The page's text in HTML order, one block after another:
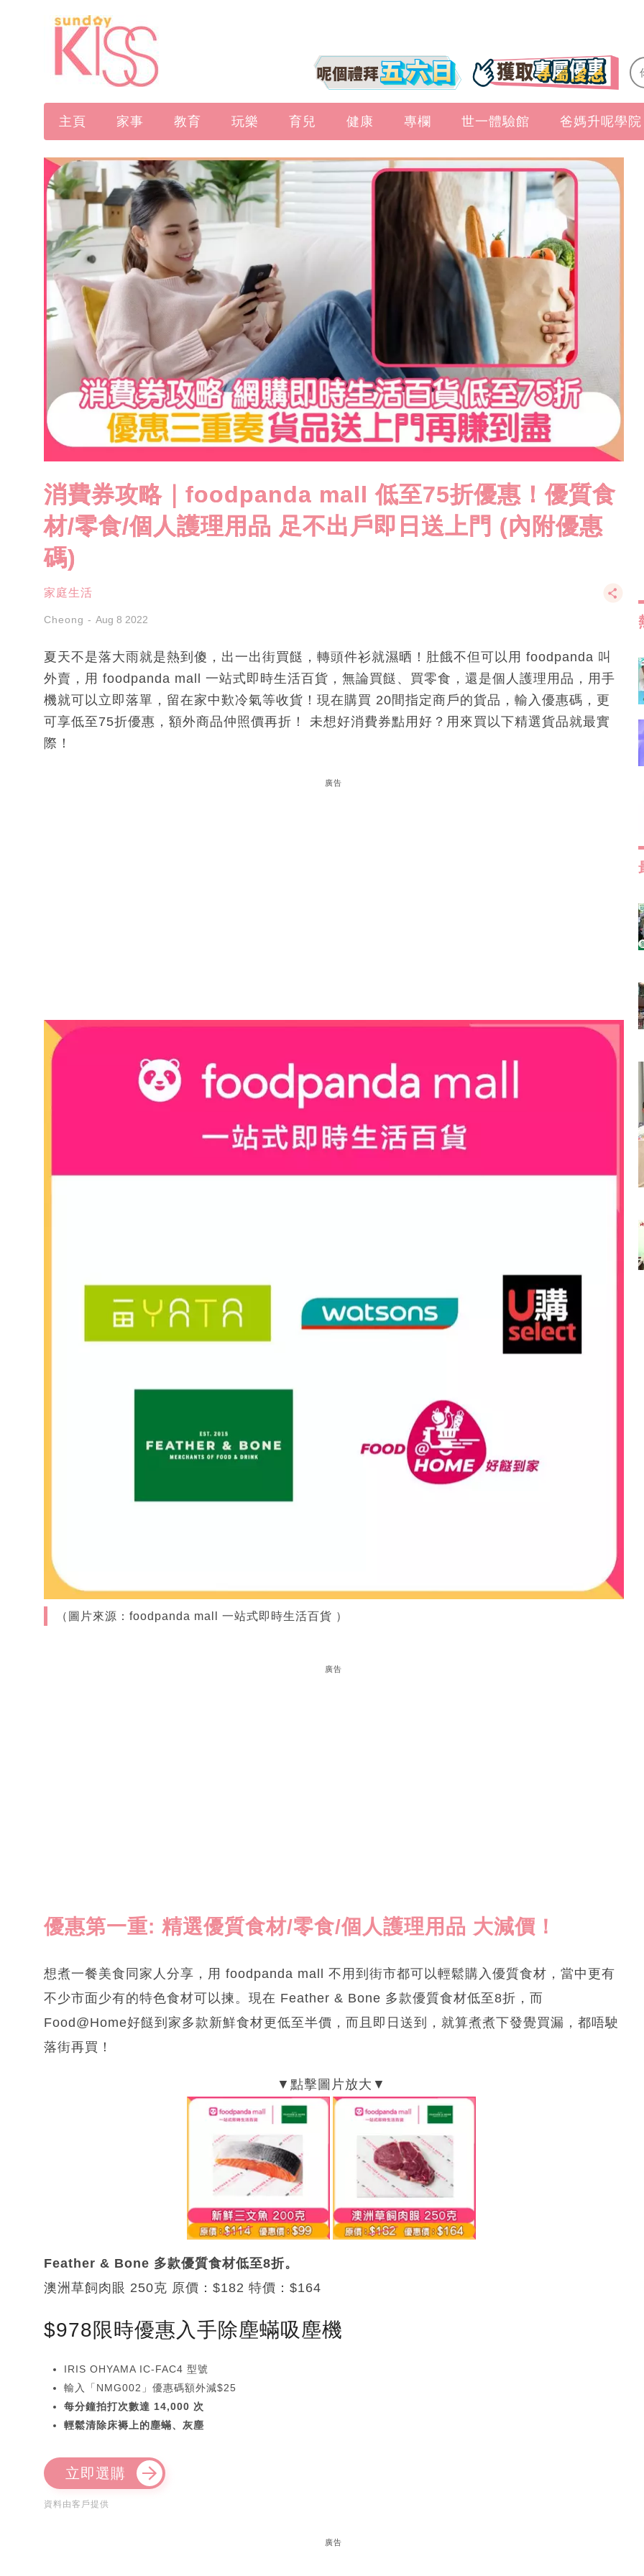
主頁 家事 教育 玩樂 育兒 健康 專欄 世一體驗館 爸媽升呢學院
消費券攻略｜foodpanda mall 低至75折優惠！優質食
材/零食/個人護理用品 足不出戶即日送上門 (內附優惠
碼)
家庭生活
Cheong Aug 8 2022
夏天不是落大雨就是熱到傻，出一出街買餸，轉頭件衫就濕晒！肚餓不但可以用 foodpanda 叫
外賣，用 foodpanda mall 一站式即時生活百貨，無論買餸、買零食，還是個人護理用品，用手
機就可以立即落單，留在家中歎冷氣等收貨！現在購買 20間指定商戶的貨品，輸入優惠碼，更
可享低至75折優惠，額外商品仲照價再折！ 未想好消費券點用好？用來買以下精選貨品就最實
際！
廣告
（圖片來源：foodpanda mall 一站式即時生活百貨 ）
廣告
優惠第一重: 精選優質食材/零食/個人護理用品 大減價！
想煮一餐美食同家人分享，用 foodpanda mall 不用到街市都可以輕鬆購入優質食材，當中更有
不少市面少有的特色食材可以揀。現在 Feather & Bone 多款優質食材低至8折，而
Food@Home好餸到家多款新鮮食材更低至半價，而且即日送到，就算煮煮下發覺買漏，都唔駛
落街再買！
Feather & Bone 多款優質食材低至8折。
澳洲草飼肉眼 250克 原價：$182 特價：$164
$978限時優惠入手除塵蟎吸塵機
IRIS OHYAMA IC-FAC4 型號
輸入「NMG002」優惠碼額外減$25
每分鐘拍打次數達 14,000 次
輕鬆清除床褥上的塵蟎、灰塵
立即選購
資料由客戶提供
廣告